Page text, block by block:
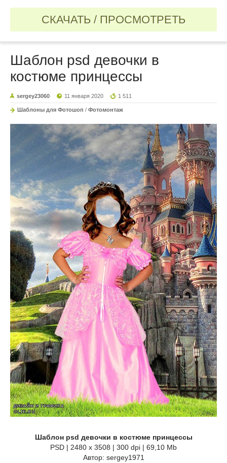
СКАЧАТЬ / ПРОСМОТРЕТЬ
Шаблон psd девочки в
костюме принцессы
sergey23060 11 января 2020 1 511
Шаблоны для Фотошоп / Фотомонтаж
Шаблон psd девочки в костюме принцессы
PSD | 2480 x 3508 | 300 dpi | 69,10 Mb
Автор: sergey1971